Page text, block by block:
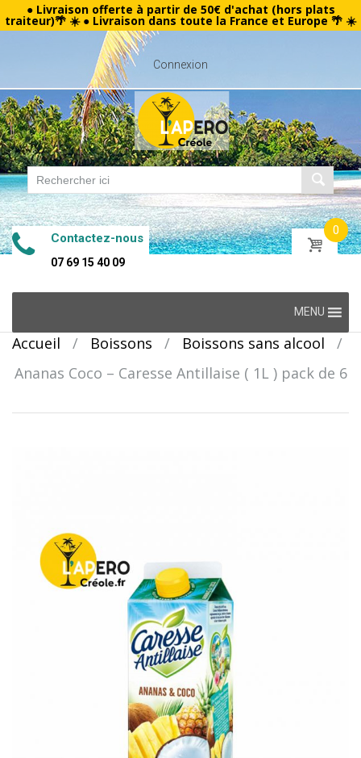
● Livraison offerte à partir de 50€ d'achat (hors plats
traiteur)🌴 ☀️ ● Livraison dans toute la France et Europe 🌴 ☀️
Connexion
Contactez-nous
07 69 15 40 09
0
content
MENU
Accueil / Boissons / Boissons sans alcool
/
Ananas Coco – Caresse Antillaise ( 1L ) pack de 6